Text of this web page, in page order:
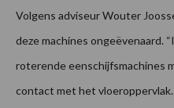
Volgens adviseur Wouter
deze machines ongeëvenaard.
roterende eenschijfsmachines
contact met het vloeroppervlak.